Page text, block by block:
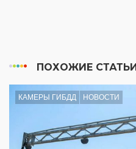
ПОХОЖИЕ СТАТЬИ
КАМЕРЫ ГИБДД НОВОСТИ